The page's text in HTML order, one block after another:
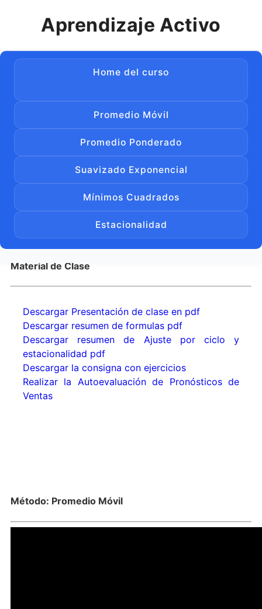
Aprendizaje Activo
Home del curso
Promedio Móvil
Promedio Ponderado
Suavizado Exponencial
Mínimos Cuadrados
Estacionalidad
PRONÓSTICOS DE VENTAS
En esta página podrás encontrar material
complementario y videos explicativos para cada
uno de los métodos matemáticos y/o
estadísticos para realizar el pronóstico de
ventas.
Material de Clase
Descargar Presentación de clase en pdf
Descargar resumen de formulas pdf
Descargar resumen de Ajuste por ciclo y
estacionalidad pdf
Descargar la consigna con ejercicios
Realizar la Autoevaluación de Pronósticos de
Ventas
Método: Promedio Móvil